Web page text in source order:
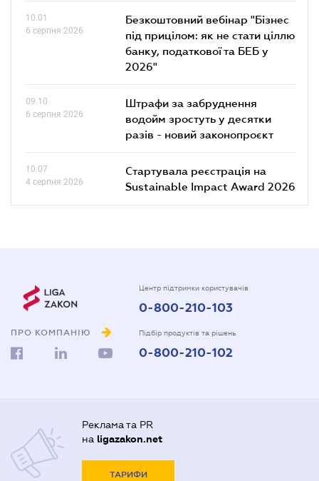
10.01
6 серпня 2026
Безкоштовний вебінар "Бізнес
під прицілом: як не стати ціллю
банку, податкової та БЕБ у
2026"
09.10
6 серпня 2026
Штрафи за забруднення
водойм зростуть у десятки
разів - новий законопроєкт
10.07
4 серпня 2026
Стартувала реєстрація на
Sustainable Impact Award 2026
ПРО КОМПАНІЮ
Центр підтримки користувачів
0-800-210-103
Підбір продуктів та рішень
0-800-210-102
Реклама та PR
на ligazakon.net
ТАРИФИ